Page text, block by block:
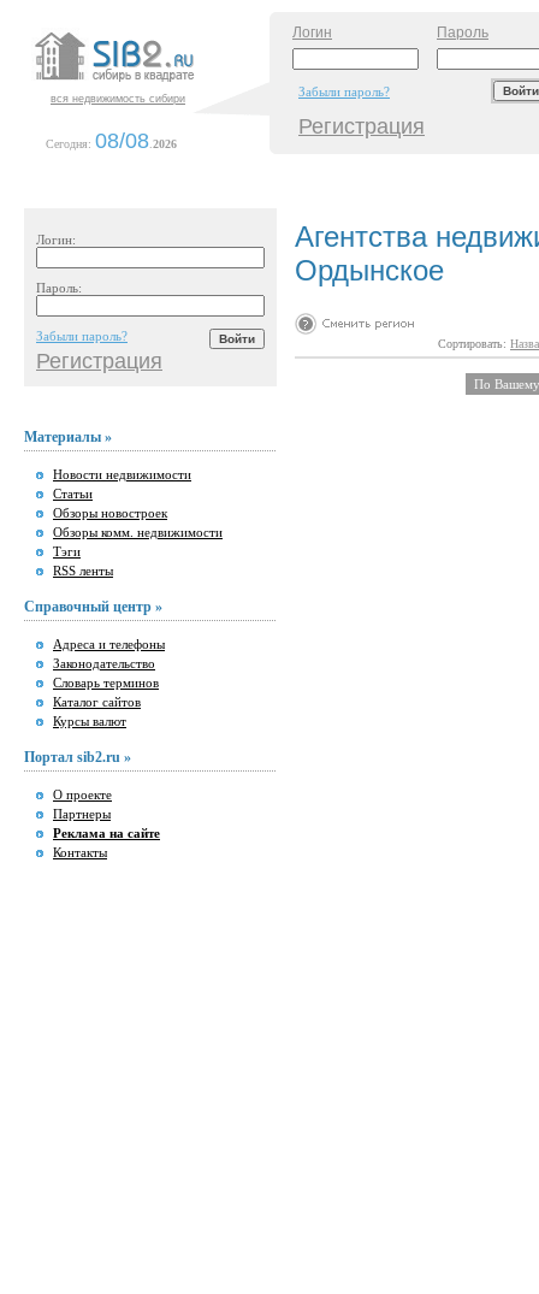
вся недвижимость сибири
Сегодня: 08/08 2026
Логин Пароль
Забыли пароль?
Регистрация
Логин:
Пароль:
Забыли пароль?
Регистрация
Материалы »
Новости недвижимости
Статьи
Обзоры новостроек
Обзоры комм. недвижимости
Тэги
RSS ленты
Справочный центр »
Адреса и телефоны
Законодательство
Словарь терминов
Каталог сайтов
Курсы валют
Портал sib2.ru »
О проекте
Партнеры
Реклама на сайте
Контакты
Агентства
Ордынское
Сортировать:
По Вашему